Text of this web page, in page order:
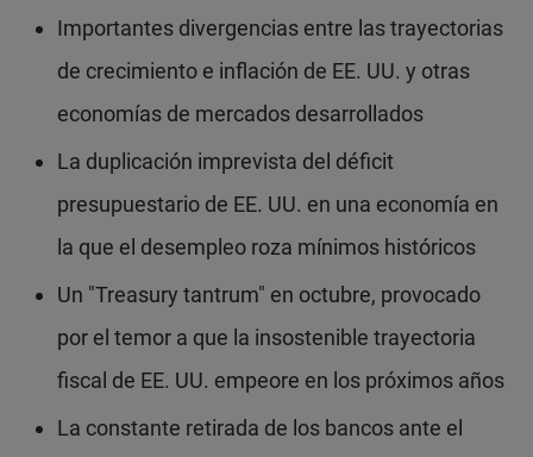
Importantes divergencias entre las trayectorias
de crecimiento e inflación de EE. UU. y otras
economías de mercados desarrollados
La duplicación imprevista del déficit
presupuestario de EE. UU. en una economía en
la que el desempleo roza mínimos históricos
Un "Treasury tantrum" en octubre, provocado
por el temor a que la insostenible trayectoria
fiscal de EE. UU. empeore en los próximos años
La constante retirada de los bancos ante el